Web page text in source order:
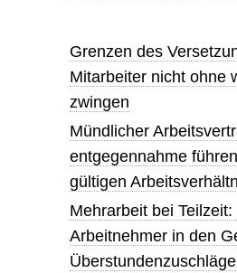
Grenzen des
Mitarbeiter nicht ohne
zwingen
Mündlicher
entgegennahme
gültigen
Mehrarbeit bei
Arbeitnehmer in den